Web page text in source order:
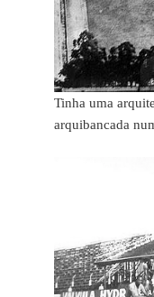
Tinha uma
arquibancada